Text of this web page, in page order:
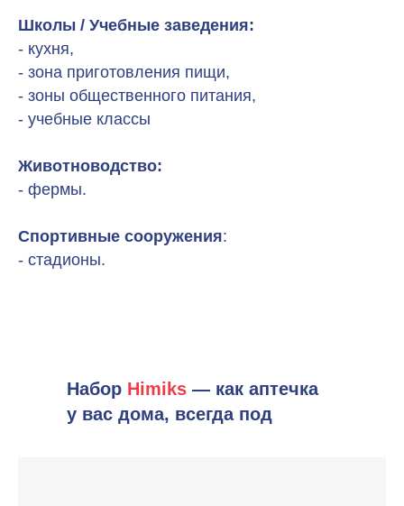
Школы / Учебные заведения:
- кухня,
- зона приготовления пищи,
- зоны общественного питания,
- учебные классы
Животноводство:
- фермы.
Спортивные сооружения:
- стадионы.
Набор Himiks — как аптечка
у вас дома, всегда под